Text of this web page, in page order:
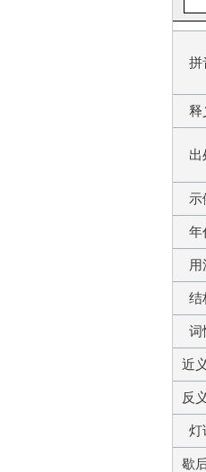
拼
释
出
示
年
用
结
词
近
反
灯
歇